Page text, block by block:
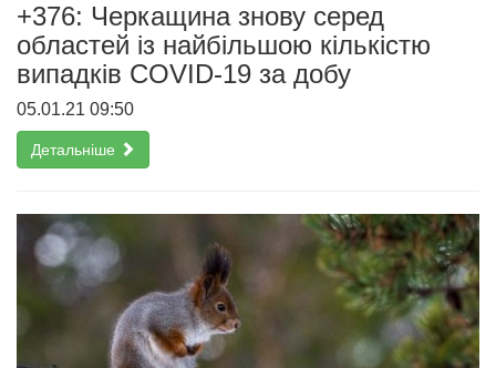
+376: Черкащина знову серед
областей із найбільшою кількістю
випадків COVID-19 за добу
05.01.21 09:50
Детальніше